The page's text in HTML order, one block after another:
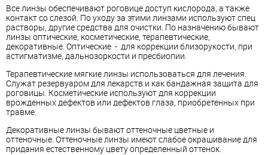
Все линзы обеспечивают роговице доступ кислорода, а также
контакт со слезой. По уходу за этими линзами используют спец
растворы, другие средства для очистки. По назначению бывают
линзы оптические, косметические, терапевтические,
декоративные. Оптические - для коррекции близорукости, при
астигматизме, дальнозоркости и пресбиопии.
Терапевтические мягкие линзы использоваться для лечения.
Служат резервуаром для лекарств и как бандажная защита для
роговицы. Косметические используют для коррекции
врожденных дефектов или дефектов глаза, приобретенных при
травме.
Декоративные линзы бывают оттеночные цветные и
оттеночные. Оттеночные линзы имеют слабое окрашивание для
придания естественному цвету определенный оттенок.